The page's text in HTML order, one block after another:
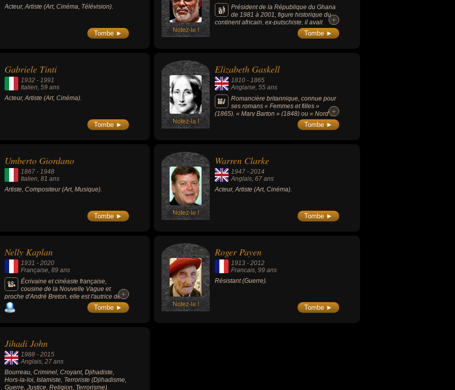
Acteur, Artiste (Art, Cinéma, Télévision).
Tombe ► Notez-le !
Président de la République du Ghana
de 1981 à 2001, figure historique du
continent africain, ex-putschiste, il avait
rétabli les libertés démocratiques au Ghana
en régnant pendant près de deux décennies.
+
+
Tombe ►
Gabriele Tinti
1932 - 1991
Italien , 59 ans
Acteur, Artiste (Art, Cinéma).
Tombe ► Notez-la !
Elizabeth Gaskell
1810 - 1865
Anglaise , 55 ans
Romancière britannique, connue pour
ses romans « Femmes et filles »
(1865), « Mary Barton » (1848) ou « Nord et
+
+
Tombe ►
Umberto Giordano
1867 - 1948
Italien, 81 ans
Artiste, Compositeur (Art, Musique).
Tombe ► Notez-le !
Warren Clarke
1947 -2014
Anglais, 67 ans
Acteur, Artiste (Art, Cinéma).
Tombe ►
Nelly Kaplan
1931 - 2020
Française, 89 ans
Écrivaine et cinéaste française,
cousine de la Nouvelle Vague et
proche d'André Breton, elle est l'autrice de
l'étendard joyeusement féministe « La
Fiancée du pirate » (1969, comédie
+
+
Tombe ► Notez-le !
Roger Payen
1913 -2012
Francais, 99 ans
Résistant (Guerre).
Tombe ►
Jihadi John
1988 - 2015
Anglais, 27 ans
Bourreau, Criminel, Croyant, Djihadiste,
Hors-la-loi, Islamiste, Terroriste (Djihadisme,
Guerre, Justice, Religion, Terrorisme).